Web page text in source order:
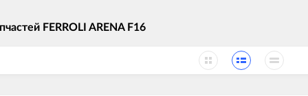
FERROLI ARENA F16